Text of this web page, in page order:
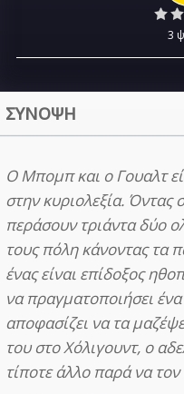
3
ΣΥΝΟΨΗ
Ο Μπομπ και ο Γουαλτ
στην κυριολεξία. Όντας
περάσουν τριάντα δύο
τους πόλη κάνοντας τα
ένας είναι επίδοξος
να πραγματοποιήσει
αποφασίζει να τα
του στο Χόλιγουντ, ο
τίποτε άλλο παρά να